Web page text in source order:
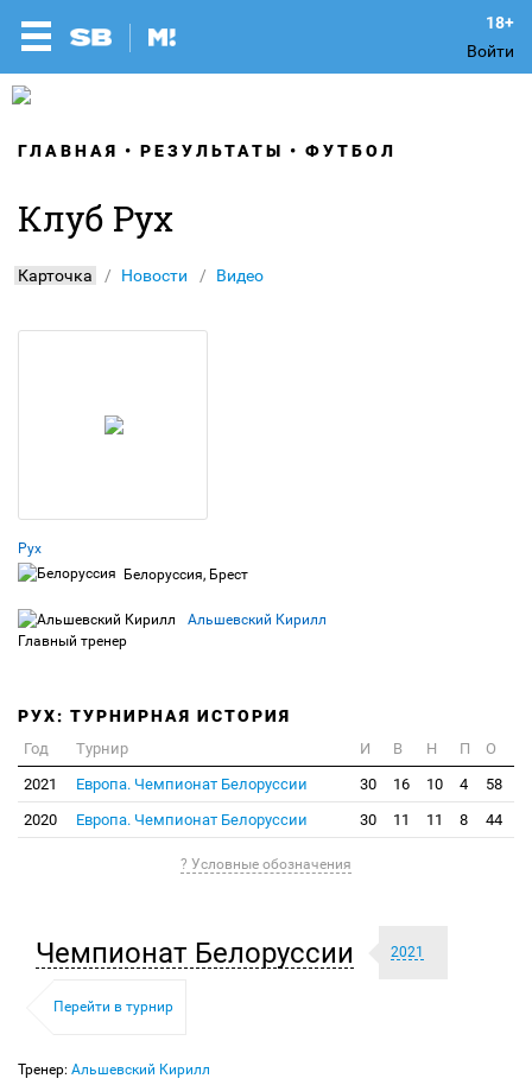
Войти
ГЛАВНАЯ РЕЗУЛЬТАТЫ ФУТБОЛ
Клуб Рух
Карточка Новости Видео
Рух
Белоруссия, Брест
Альшевский Кирилл
Главный тренер
РУХ: ТУРНИРНАЯ ИСТОРИЯ
Год Турнир И В Н П
О
2021
Европа. Чемпионат Белоруссии 30 16 10 4
58
2020
Европа. Чемпионат Белоруссии 30 11 11 8 44
? Условные обозначения
Чемпионат Белоруссии 2021
Перейти в турнир
Тренер: Альшевский Кирилл